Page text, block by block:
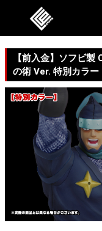
【前入金】ソフビ製
の術 Ver. 特別カラー